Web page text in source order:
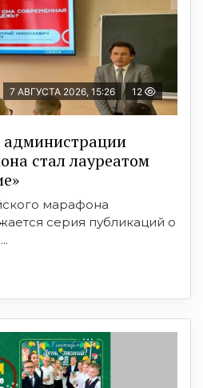
7 АВГУСТА 2026, 15:26 12
администрации
стал лауреатом
марафона
серия публикаций о